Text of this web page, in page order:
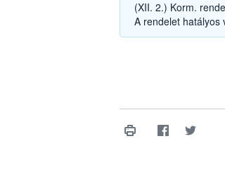
(XII. 2.) Korm.
A rendelet hatályos